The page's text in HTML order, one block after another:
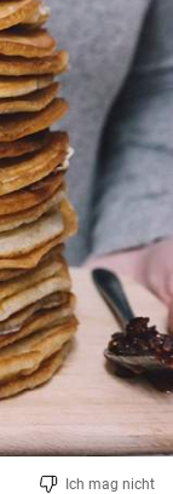
Ich mag nicht